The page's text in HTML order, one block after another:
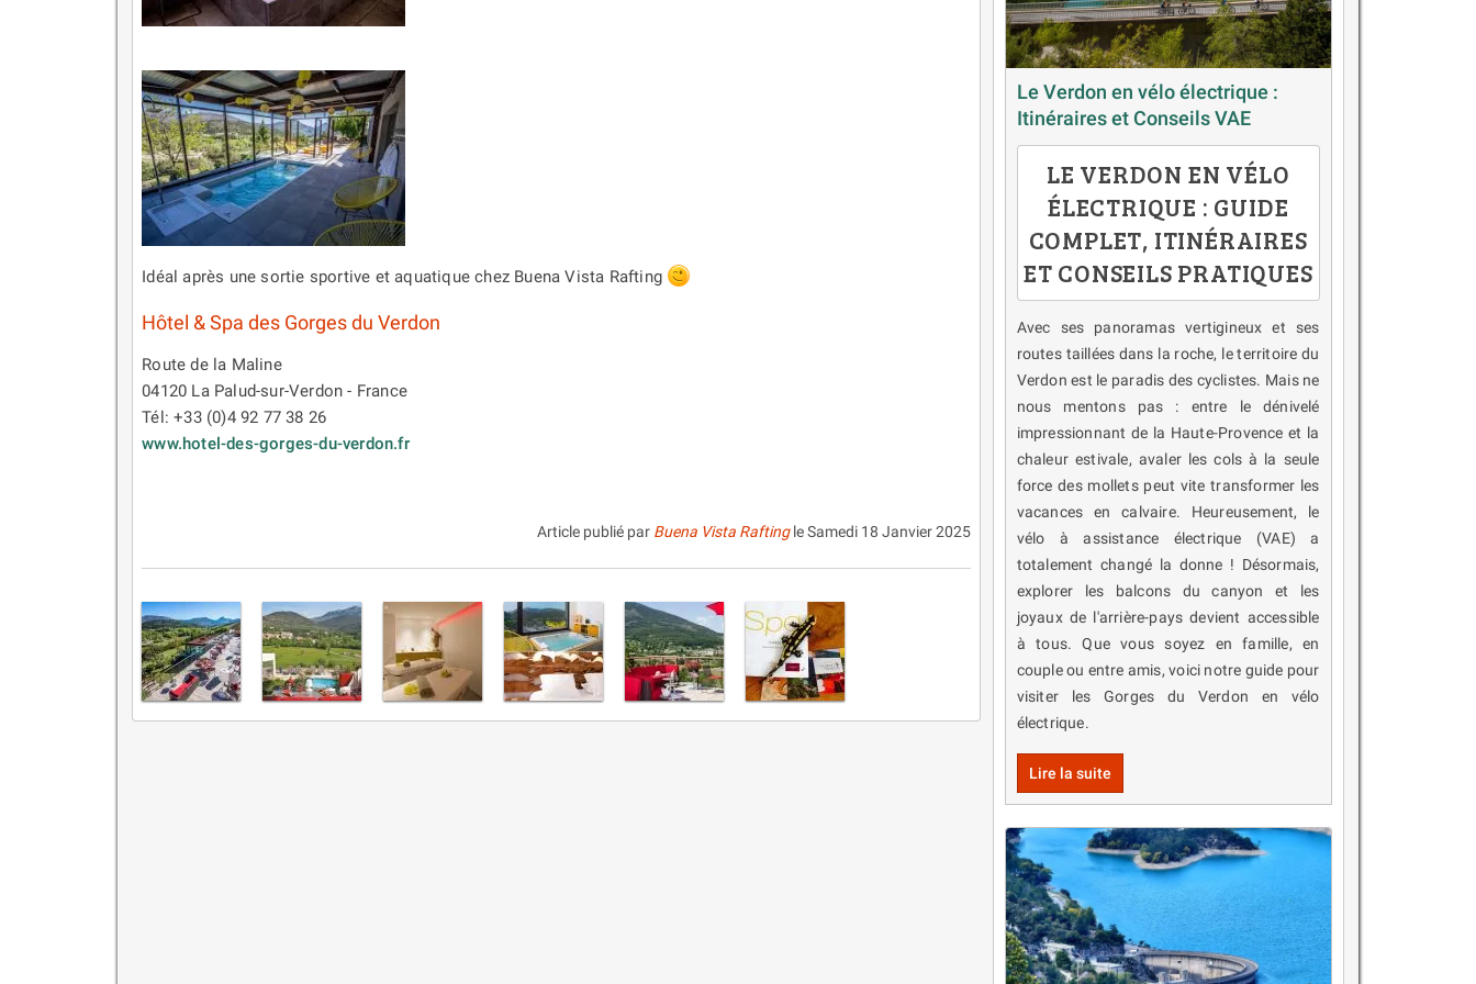
Idéal après une sortie sportive et aquatique chez Buena Vista Rafting
Hôtel & Spa des Gorges du Verdon
Route de la Maline
04120 La Palud-sur-Verdon - France
Tél: +33 (0)4 92 77 38 26
www.hotel-des-gorges-du-verdon.fr
Article publié par Buena Vista RaftingleSamedi 18 Janvier 2025
Le Verdon en vélo électrique :
Itinéraires et Conseils VAE
LE VERDON EN VÉLO
ÉLECTRIQUE : GUIDE
COMPLET, ITINÉRAIRES
ET CONSEILS PRATIQUES
Avec ses panoramas vertigineux et ses
routes taillées dans la roche, le territoire du
Verdon est le paradis des cyclistes. Mais ne
nous mentons pas : entre le dénivelé
impressionnant de la Haute-Provence et la
chaleur estivale, avaler les cols à la seule
force des mollets peut vite transformer les
vacances en calvaire. Heureusement, le
vélo à assistance électrique (VAE) a
totalement changé la donne ! Désormais,
explorer les balcons du canyon et les
joyaux de l'arrière-pays devient accessible
à tous. Que vous soyez en famille, en
couple ou entre amis, voici notre guide pour
visiter les Gorges du Verdon en vélo
électrique.
Lire la suite